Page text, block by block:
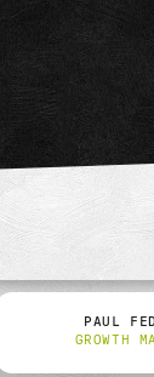
PAUL
GROWTH